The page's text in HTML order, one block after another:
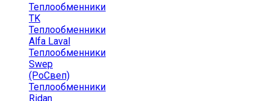
Теплообменники
TK
Теплообменники
Alfa Laval
Теплообменники
Swep
(РоСвеп)
Теплообменники
Ridan